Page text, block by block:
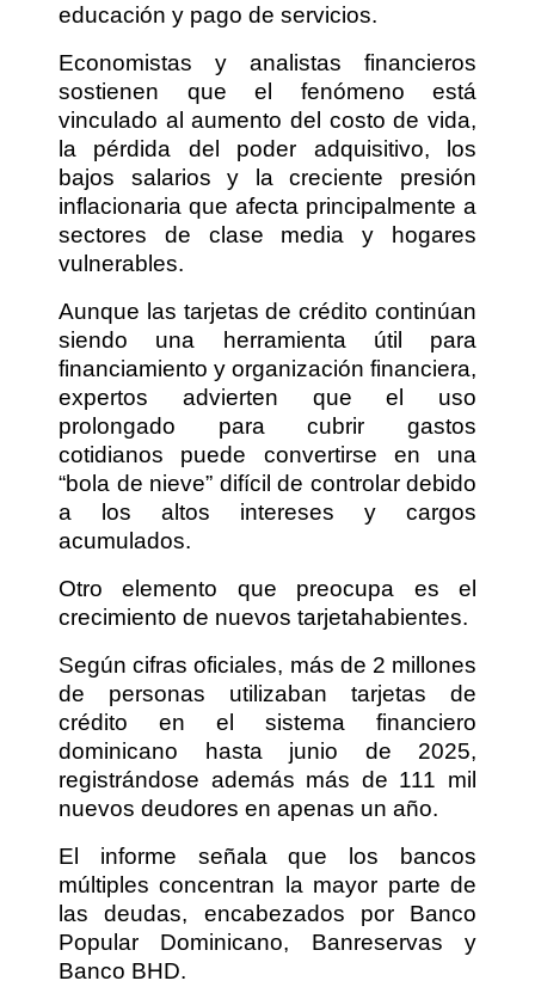
educación y pago de servicios.
Economistas y analistas financieros
sostienen que el fenómeno está
vinculado al aumento del costo de vida,
la pérdida del poder adquisitivo, los
bajos salarios y la creciente presión
inflacionaria que afecta principalmente a
sectores de clase media y hogares
vulnerables.
Aunque las tarjetas de crédito continúan
siendo una herramienta útil para
financiamiento y organización financiera,
expertos advierten que el uso
prolongado para cubrir gastos
cotidianos puede convertirse en una
“bola de nieve” difícil de controlar debido
a los altos intereses y cargos
acumulados.
Otro elemento que preocupa es el
crecimiento de nuevos tarjetahabientes.
Según cifras oficiales, más de 2 millones
de personas utilizaban tarjetas de
crédito en el sistema financiero
dominicano hasta junio de 2025,
registrándose además más de 111 mil
nuevos deudores en apenas un año.
El informe señala que los bancos
múltiples concentran la mayor parte de
las deudas, encabezados por Banco
Popular Dominicano, Banreservas y
Banco BHD.